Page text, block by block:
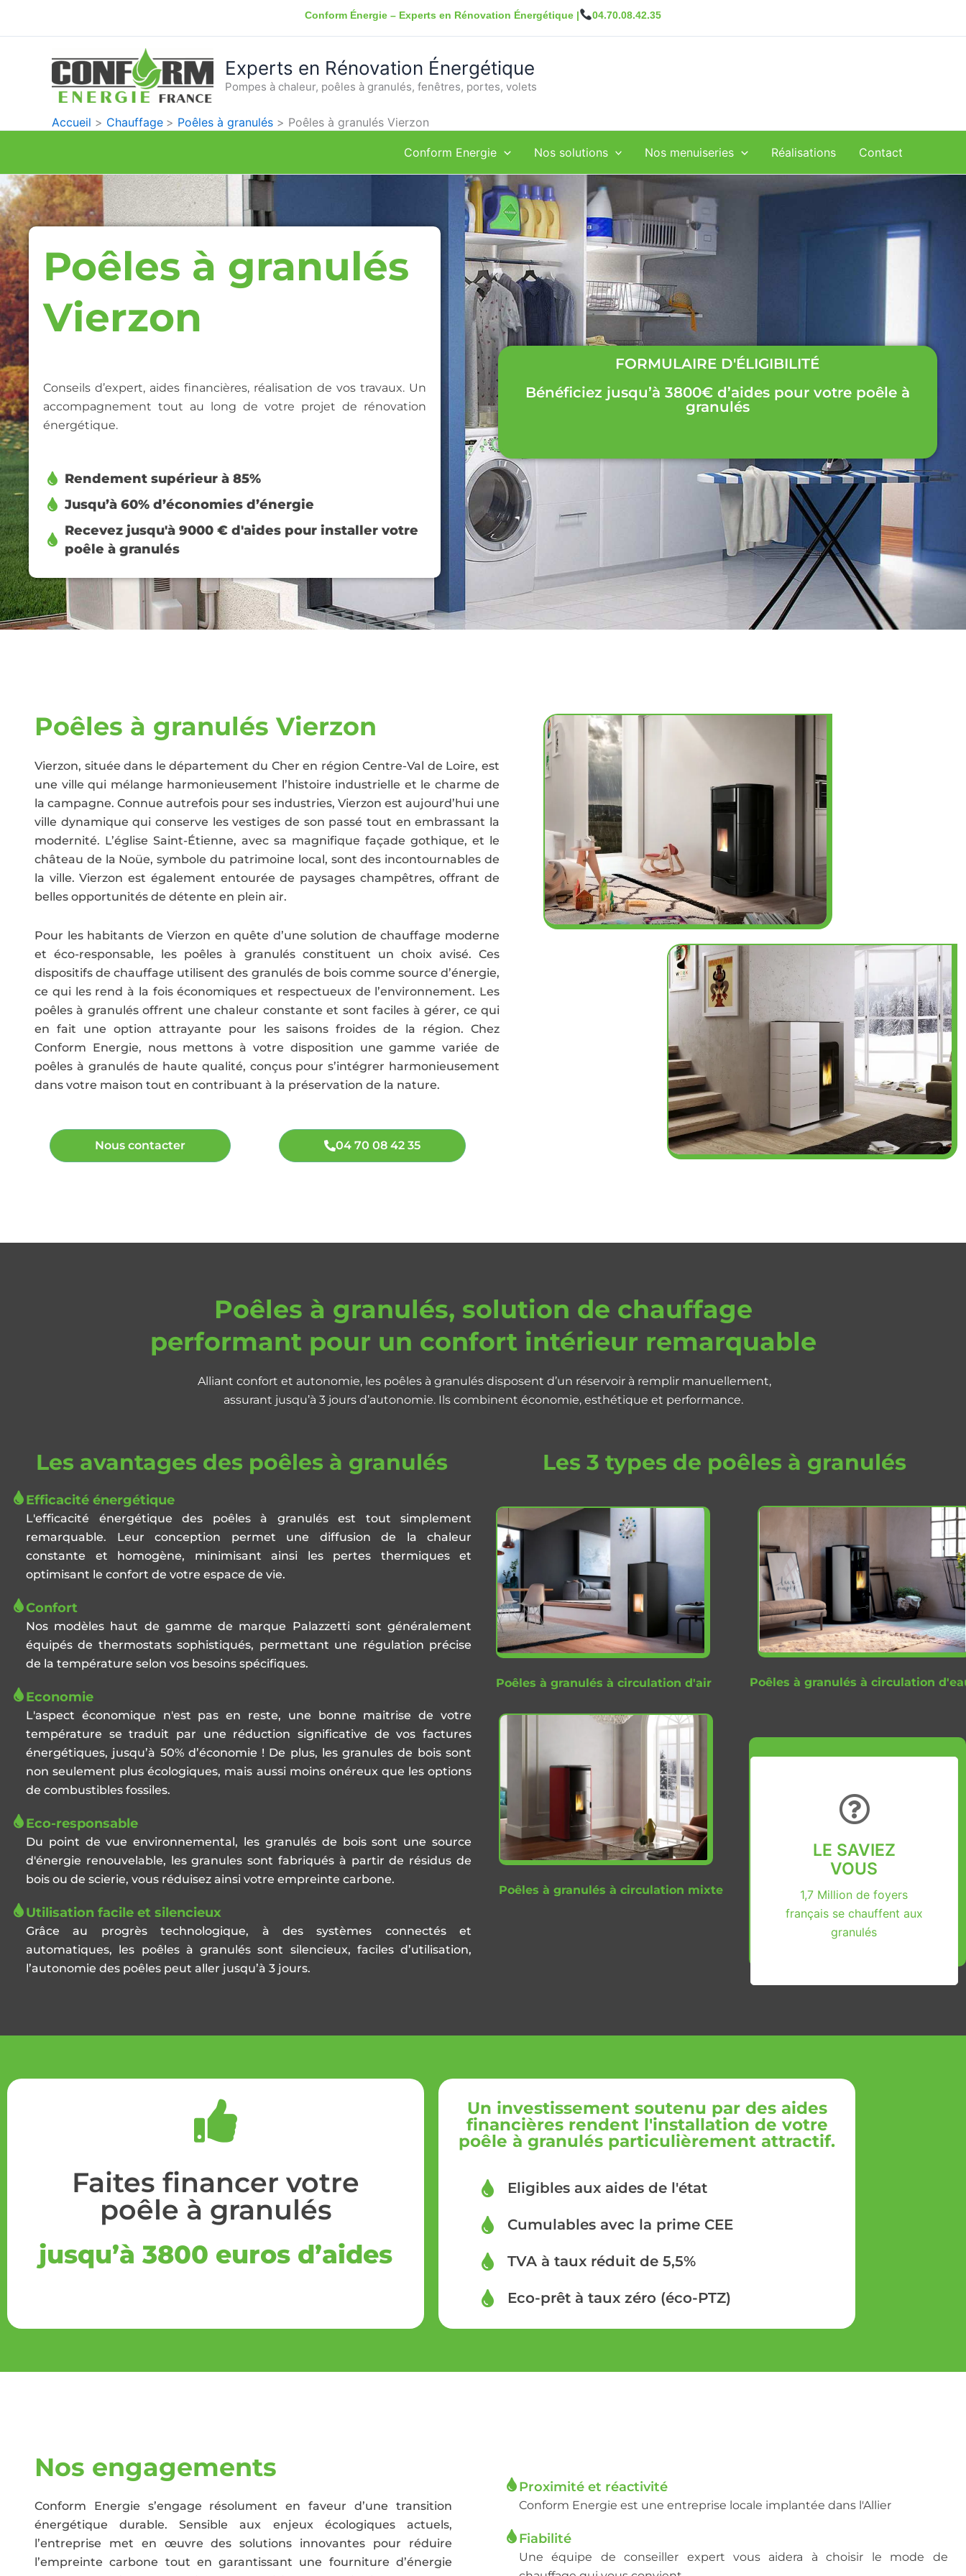
Conform Énergie – Experts en Rénovation Énergétique | 04.70.08.42.35
Experts en Rénovation Énergétique
Pompes à chaleur, poêles à granulés, fenêtres, portes, volets
Accueil Chauffage Poêles à granulés Poêles à granulés Vierzon
Conform Energie Nos solutions Nos menuiseries Réalisations Contact
Poêles à granulés
Vierzon
Conseils d’expert, aides financières, réalisation de vos travaux. Un
accompagnement tout au long de votre projet de rénovation
énergétique.
Rendement supérieur à 85%
Jusqu’à 60% d’économies d’énergie
Recevez jusqu'à 9000 € d'aides pour installer votre
poêle à granulés
FORMULAIRE D'ÉLIGIBILITÉ
Bénéficiez jusqu’à 3800€ d’aides pour votre poêle à
granulés
Poêles à granulés Vierzon
Vierzon, située dans le département du Cher en région Centre-Val de Loire, est
une ville qui mélange harmonieusement l’histoire industrielle et le charme de
la campagne. Connue autrefois pour ses industries, Vierzon est aujourd’hui une
ville dynamique qui conserve les vestiges de son passé tout en embrassant la
modernité. L’église Saint-Étienne, avec sa magnifique façade gothique, et le
château de la Noüe, symbole du patrimoine local, sont des incontournables de
la ville. Vierzon est également entourée de paysages champêtres, offrant de
belles opportunités de détente en plein air.
Pour les habitants de Vierzon en quête d’une solution de chauffage moderne
et éco-responsable, les poêles à granulés constituent un choix avisé. Ces
dispositifs de chauffage utilisent des granulés de bois comme source d’énergie,
ce qui les rend à la fois économiques et respectueux de l’environnement. Les
poêles à granulés offrent une chaleur constante et sont faciles à gérer, ce qui
en fait une option attrayante pour les saisons froides de la région. Chez
Conform Energie, nous mettons à votre disposition une gamme variée de
poêles à granulés de haute qualité, conçus pour s’intégrer harmonieusement
dans votre maison tout en contribuant à la préservation de la nature.
Nous contacter 04 70 08 42 35
Poêles à granulés, solution de chauffage
performant pour un confort intérieur remarquable
Alliant confort et autonomie, les poêles à granulés disposent d’un réservoir à remplir manuellement,
assurant jusqu’à 3 jours d’autonomie. Ils combinent économie, esthétique et performance.
Les avantages des poêles à granulés
Efficacité énergétique
L'efficacité énergétique des poêles à granulés est tout simplement
remarquable. Leur conception permet une diffusion de la chaleur
constante et homogène, minimisant ainsi les pertes thermiques et
optimisant le confort de votre espace de vie.
Confort
Nos modèles haut de gamme de marque Palazzetti sont généralement
équipés de thermostats sophistiqués, permettant une régulation précise
de la température selon vos besoins spécifiques.
Economie
L'aspect économique n'est pas en reste, une bonne maitrise de votre
température se traduit par une réduction significative de vos factures
énergétiques, jusqu’à 50% d’économie ! De plus, les granules de bois sont
non seulement plus écologiques, mais aussi moins onéreux que les options
de combustibles fossiles.
Eco-responsable
Du point de vue environnemental, les granulés de bois sont une source
d'énergie renouvelable, les granules sont fabriqués à partir de résidus de
bois ou de scierie, vous réduisez ainsi votre empreinte carbone.
Utilisation facile et silencieux
Grâce au progrès technologique, à des systèmes connectés et
automatiques, les poêles à granulés sont silencieux, faciles d’utilisation,
l’autonomie des poêles peut aller jusqu’à 3 jours.
Les 3 types de poêles à granulés
Poêles à granulés à circulation d'air Poêles à granulés à circulation
LE SAVIEZ
VOUS
1,7 Million de foyers
français se chauffent aux
granulés
Poêles à granulés à circulation mixte
Faites financer votre
poêle à granulés
jusqu’à 3800 euros d’aides
Un investissement soutenu par des aides
financières rendent l'installation de votre
poêle à granulés particulièrement attractif.
Eligibles aux aides de l'état
Cumulables avec la prime CEE
TVA à taux réduit de 5,5%
Eco-prêt à taux zéro (éco-PTZ)
Nos engagements
Conform Energie s’engage résolument en faveur d’une transition
énergétique durable. Sensible aux enjeux écologiques actuels,
l’entreprise met en œuvre des solutions innovantes pour réduire
l’empreinte carbone tout en garantissant une fourniture d’énergie
Proximité et réactivité
Conform Energie est une entreprise locale implantée dans l'Allier
Fiabilité
Une équipe de conseiller expert vous aidera à choisir le mode de